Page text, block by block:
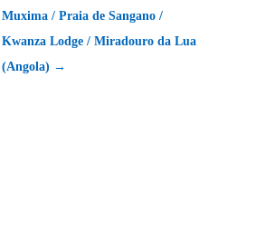
Muxima / Praia de Sangano /
Kwanza Lodge / Miradouro da Lua
(Angola) →